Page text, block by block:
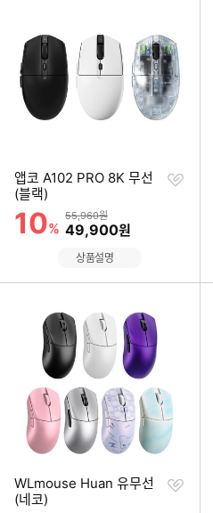
앱코 A102 PRO 8K 무선
(블랙)
할인률
10%
상품금액
55,960원
할인금액
49,900원
찜
상품설명
WLmouse Huan 유무선
(네코)
찜